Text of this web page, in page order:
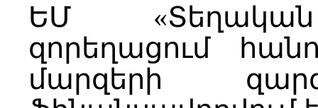
ԵՄ
զորեղացում
մարզերի